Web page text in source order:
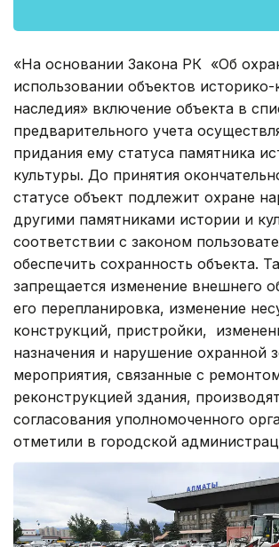
«На основании Закона РК «Об
использовании объектов историко-
наследия» включение объекта в
предварительного учета
придания ему статуса памятника
культуры. До принятия
статусе объект подлежит охране
другими памятниками истории и
соответствии с законом
обеспечить сохранность объекта.
запрещается изменение внешнего
его перепланировка, изменение
конструкций, пристройки,
назначения и нарушение охранной
мероприятия, связанные с
реконструкцией здания,
согласования уполномоченного
отметили в городской